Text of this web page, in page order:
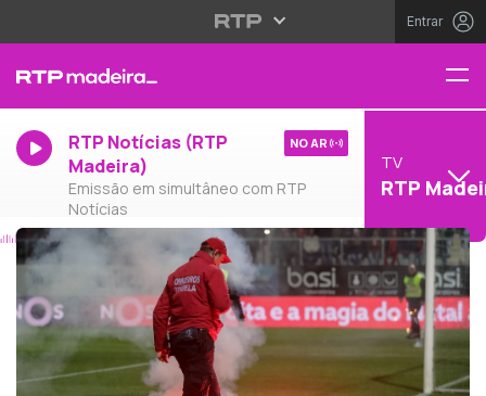
Entrar
RTP Notícias (RTP
Madeira)
Emissão em simultâneo com RTP
Notícias
NO AR
TV
RTP